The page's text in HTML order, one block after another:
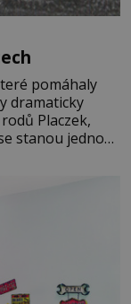
pomáhaly
dramaticky
Placzek,
stanou jednou
z rodinných